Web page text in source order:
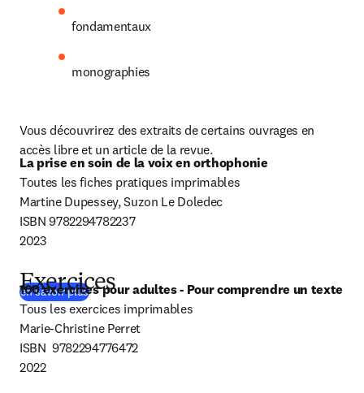
fondamentaux
monographies
Vous découvrirez des extraits de certains ouvrages en
accès libre et un article de la revue.
La prise en soin de la voix en orthophonie
Toutes les fiches pratiques imprimables
Martine Dupessey, Suzon Le Doledec
ISBN 9782294782237
2023
en savoir plus(S’ouvre dans une nouvelle fenêtre)
Exercices
100 exercices pour adultes - Pour comprendre un texte
Tous les exercices imprimables
Marie-Christine Perret
ISBN  9782294776472
2022